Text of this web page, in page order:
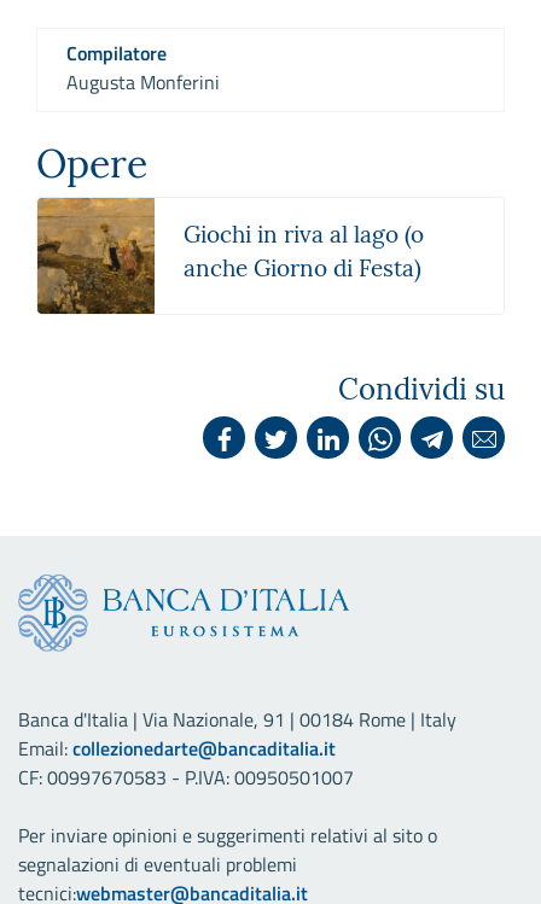
Compilatore
Augusta Monferini
Opere
Giochi in riva al lago (o
anche Giorno di Festa)
Condividi su
Banca d'Italia | Via Nazionale, 91 | 00184 Rome | Italy
Email:collezionedarte@bancaditalia.it
CF: 00997670583 - P.IVA: 00950501007
Per inviare opinioni e suggerimenti relativi al sito o
segnalazioni di eventuali problemi
tecnici:webmaster@bancaditalia.it